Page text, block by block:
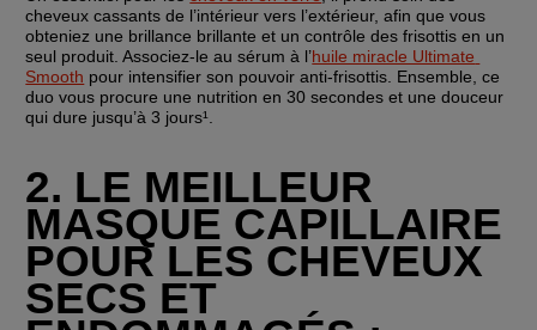
cheveux cassants de l’intérieur vers l’extérieur, afin que vous
obteniez une brillance brillante et un contrôle des frisottis en un
seul produit. Associez-le au sérum à l’huile miracle Ultimate
Smooth pour intensifier son pouvoir anti-frisottis. Ensemble, ce
duo vous procure une nutrition en 30 secondes et une douceur
qui dure jusqu’à 3 jours¹.
2. LE MEILLEUR
MASQUE CAPILLAIRE
POUR LES CHEVEUX
SECS ET